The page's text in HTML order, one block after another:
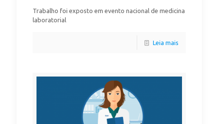
Trabalho foi exposto em evento nacional de medicina
laboratorial
Leia mais